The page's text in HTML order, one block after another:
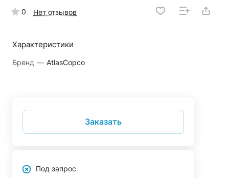
0 Нет отзывов
Характеристики
Бренд — AtlasCopco
Заказать
Под запрос